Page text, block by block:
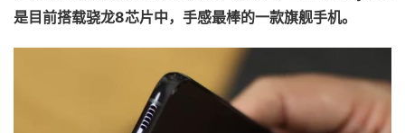
是目前搭载骁龙8芯片中，手感最棒的一款旗舰手机。